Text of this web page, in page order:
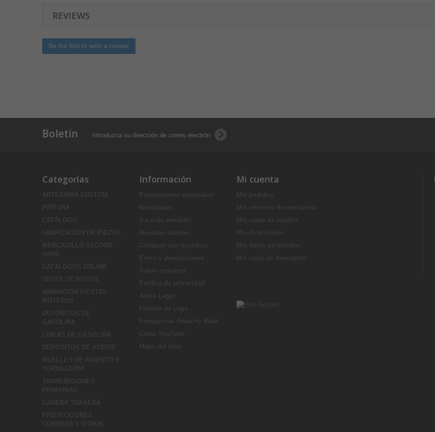
REVIEWS
Be the first to write a review!
Boletín
Categorías
ARTESANÍA CUSTOM
PINTURA
CATÁLOGO
FABRICACIÓN DE PIEZAS
MERCADILLO SECOND
HAND
CATÁLOGOS ONLINE
VENTA DE MOTOS
ANIMACIÓN FIESTAS
MOTERAS
DEPÓSITOS DE
GASOLINA
LINEAS DE GASOLINA
DEPÓSITOS DE ACEITE
MUELLES DE ASIENTO Y
TORNILLERÍA
TRANSMISIONES
PRIMARIAS
CADENA TRASERA
PROTECCIONES
CORREAS Y OTROS
Información
Promociones especiales
Novedades
¡Lo más vendido!
Nuestras tiendas
Contacte con nosotros
Envío y devoluciones
Sobre nosotros
Política de privacidad
Aviso Legal
Formas de pago
Franquicias Anarchy Biker
Canal YouTube
Mapa del sitio
Mi cuenta
Mis pedidos
Mis retornos de mercancia
Mis notas de credito
Mis direcciones
Mis datos personales
Mis vales de descuento